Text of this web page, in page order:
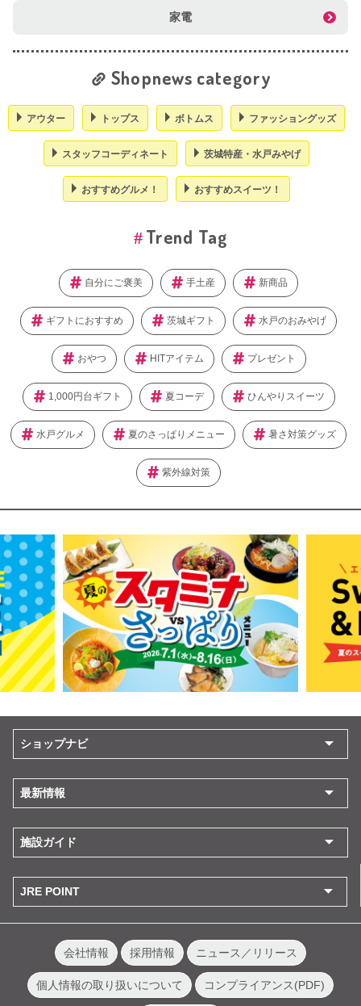
家電
Shopnews category
アウター トップス ボトムス ファッショングッズ
スタッフコーディネート 茨城特産・水戸みやげ
おすすめグルメ！ おすすめスイーツ！
Trend Tag
自分にご褒美 手土産 新商品
ギフトにおすすめ 茨城ギフト 水戸のおみやげ
おやつ HITアイテム プレゼント
1,000円台ギフト 夏コーデ ひんやりスイーツ
水戸グルメ 夏のさっぱりメニュー 暑さ対策グッズ
紫外線対策
ショップナビ
最新情報
施設ガイド
JRE POINT
会社情報 採用情報 ニュース／リリース
個人情報の取り扱いについて コンプライアンス(PDF)